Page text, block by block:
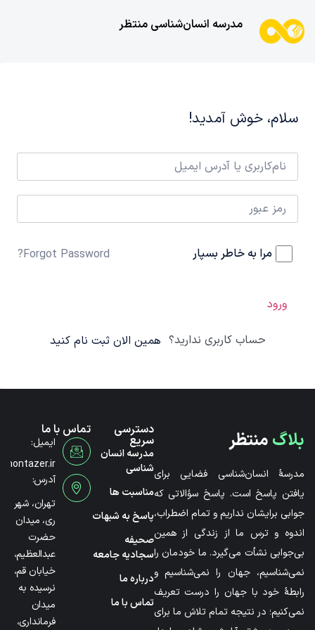
مدرسه انسان‌شناسی منتظر
سلام، خوش آمدید!
مرا به خاطر بسپار Forgot Password?
ورود
حساب کاربری ندارید؟ همین الان ثبت نام کنید
بلاگمنتظر
مدرسۀ انسان‌شناسی فضایی برای
یافتن پاسخ است. پاسخ سؤالاتی که
جوابی برایشان نداریم و تمام اضطراب،
اندوه و ترس ما از زندگی از همین
بی‌جوابی نشأت می‌گیرد. ما خودمان را
نمی‌شناسیم، جهان را نمی‌شناسیم و
رابطۀ خود با جهان را درست تعریف
نمی‌کنیم؛ در نتیجه تمام تلاش ما برای
دسترسی
سریع
مدرسه انسان
شناسی
مناسبت ها
پاسخ به شبهات
صحیفه
سجادیه جامعه
درباره ما
تماس با ما
تماس با ما
ایمیل:
آدرس:
تهران، شهر
ری، میدان
حضرت
عبدالعظیم،
خیابان قم،
نرسیده به
میدان
فرمانداری،